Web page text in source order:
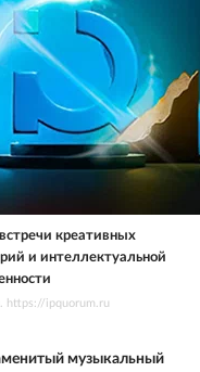
креативных
и интеллектуальной
https://ipquorum.ru
музыкальный